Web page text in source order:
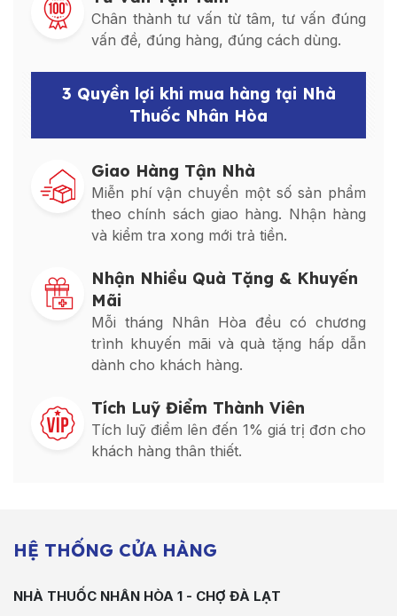
Chân thành tư vấn từ tâm, tư vấn đúng
vấn đề, đúng hàng, đúng cách dùng.
3 Quyền lợi khi mua hàng tại Nhà
Thuốc Nhân Hòa
Giao Hàng Tận Nhà
Miễn phí vận chuyển một số sản phẩm
theo chính sách giao hàng. Nhận hàng
và kiểm tra xong mới trả tiền.
Nhận Nhiều Quà Tặng & Khuyến
Mãi
Mỗi tháng Nhân Hòa đều có chương
trình khuyến mãi và quà tặng hấp dẫn
dành cho khách hàng.
Tích Luỹ Điểm Thành Viên
Tích luỹ điểm lên đến 1% giá trị đơn cho
khách hàng thân thiết.
HỆ THỐNG CỬA HÀNG
NHÀ THUỐC NHÂN HÒA 1 - CHỢ ĐÀ LẠT